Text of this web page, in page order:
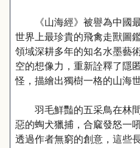
《山海經》被譽為中國最
世界上最珍貴的飛禽走獸圖
領域深耕多年的知名水墨藝
空的想像力，重新詮釋了隱
怪，描繪出獨樹一格的山海
羽毛鮮豔的五采鳥在林間
惡的蜪犬獵捕，合窳發怒
透過作者無窮的創意，這些